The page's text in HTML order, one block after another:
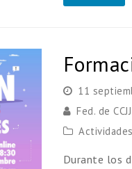
11
Fed. de
Actividades
Durante los